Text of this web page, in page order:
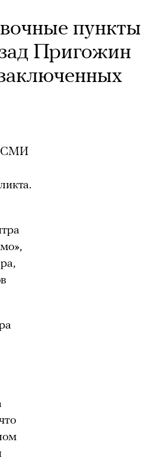
пункты
Пригожин
СМИ